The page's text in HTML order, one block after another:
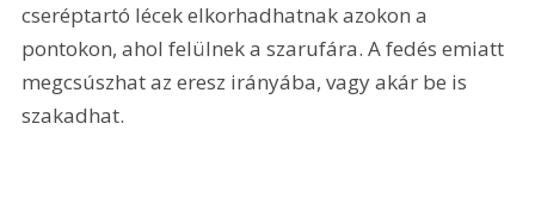
cseréptartó lécek elkorhadhatnak azokon a
pontokon, ahol felülnek a szarufára. A fedés emiatt
megcsúszhat az eresz irányába, vagy akár be is
szakadhat.